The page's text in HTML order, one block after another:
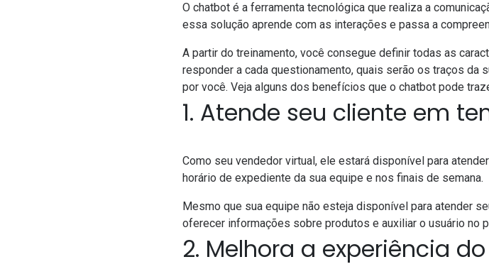
O chatbot é a ferramenta tecnológica que realiza a
essa solução aprende com as interações e passa a
A partir do treinamento, você consegue definir todas as
responder a cada questionamento, quais serão os traços da
por você. Veja alguns dos benefícios que o chatbot pode
1. Atende seu cliente em
Como seu vendedor virtual, ele estará disponível para
horário de expediente da sua equipe e nos finais de semana.
Mesmo que sua equipe não esteja disponível para atender
oferecer informações sobre produtos e auxiliar o usuário no
2. Melhora a experiência